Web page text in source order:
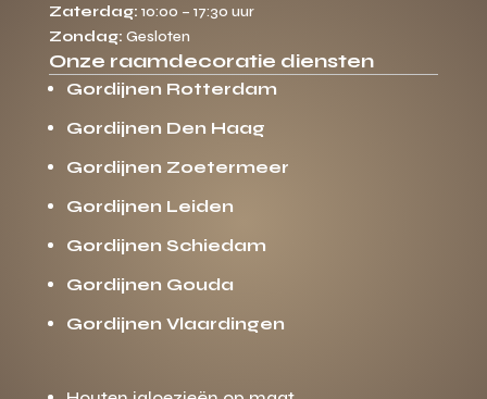
Zaterdag: 10:00 – 17:30 uur
Zondag: Gesloten
Onze raamdecoratie diensten
Gordijnen Rotterdam
Gordijnen Den Haag
Gordijnen Zoetermeer
Gordijnen Leiden
Gordijnen Schiedam
Gordijnen Gouda
Gordijnen Vlaardingen